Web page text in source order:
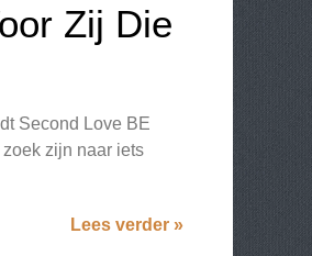
Zij Die
Second Love BE
zijn naar iets
Lees verder »